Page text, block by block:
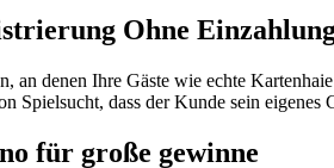
Ohne
an denen Ihre Gäste wie echte
Spielsucht, dass der Kunde sein eigenes
für große gewinne